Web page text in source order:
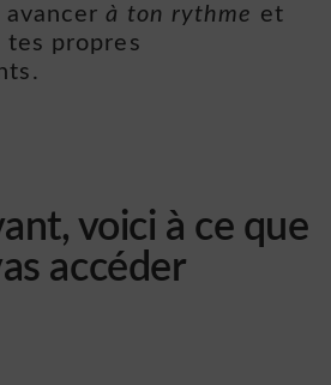
avancerà ton rythme et
propres
voici à ce que
accéder